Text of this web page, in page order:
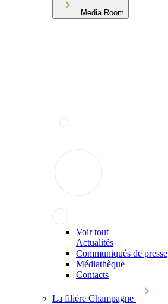
Media Room
Voir tout
Actualités
Communiqués de presse
Médiathèque
Contacts
La filière Champagne